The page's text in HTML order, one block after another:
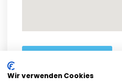
Wir verwenden Cookies